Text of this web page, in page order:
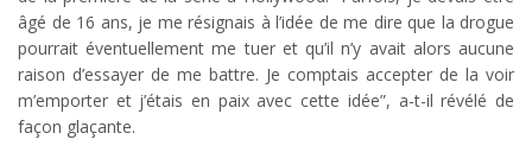
âgé de 16 ans, je me résignais à l’idée de me dire que la drogue
pourrait éventuellement me tuer et qu’il n’y avait alors aucune
raison d’essayer de me battre. Je comptais accepter de la voir
m’emporter et j’étais en paix avec cette idée”, a-t-il révélé de
façon glaçante.